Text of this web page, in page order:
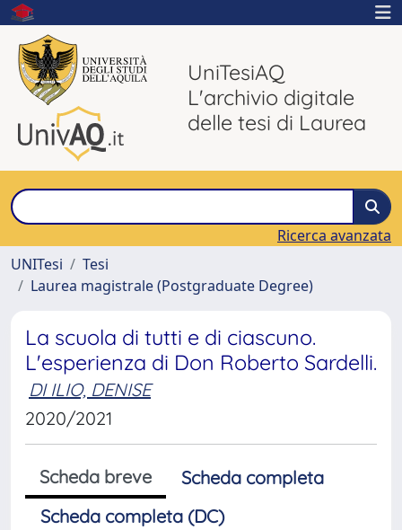
UniTesiAQ
L'archivio digitale
delle tesi di Laurea
Ricerca avanzata
UNITesi
Tesi
Laurea magistrale (Postgraduate Degree)
La scuola di tutti e di ciascuno.
L'esperienza di Don Roberto Sardelli.
DI ILIO, DENISE
2020/2021
Scheda breve
Scheda completa
Scheda completa (DC)